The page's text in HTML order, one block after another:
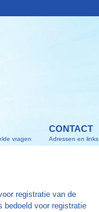
vragen
CONTACT
Adressen en links
registratie van de
bedoeld voor registratie